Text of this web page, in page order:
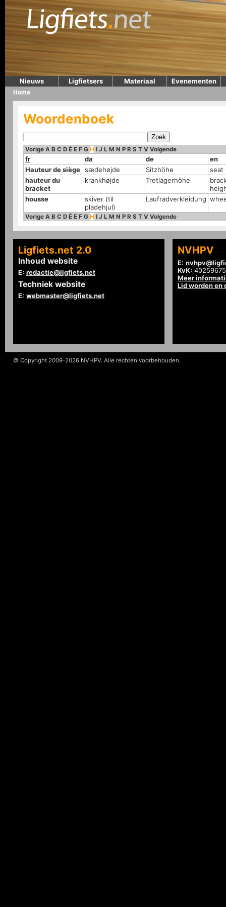
Nieuws Ligfietsers Materiaal Evenementen
Home
Woordenboek
Vorige A B C D É E F G H I J L M N P R S T V Volgende
fr da de
en
Hauteur de siège sædehøjde Sitzhöhe
seat
hauteur du
bracket
krankhøjde Tretlagerhöhe
housse
skiver (til
pladehjul)
Laufradverkleidung
Vorige A B C D É E F G H I J L M N P R S T V Volgende
Ligfiets.net 2.0
Inhoud website
E: redactie@ligfiets.net
Techniek website
E: webmaster@ligfiets.net
NVHPV
E:
KvK: 40259675
Meer
Lid worden en
© Copyright 2009-2026 NVHPV. Alle rechten voorbehouden.